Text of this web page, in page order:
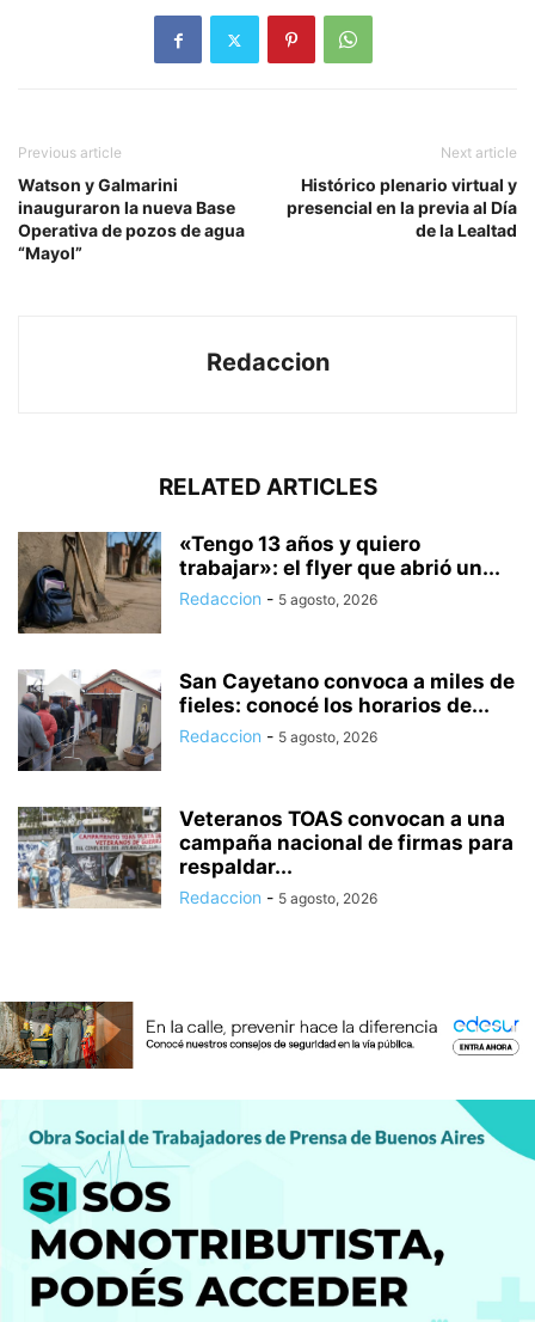
Previous article
Watson y Galmarini
inauguraron la nueva Base
Operativa de pozos de agua
“Mayol”
Next article
Histórico plenario virtual y
presencial en la previa al Día
de la Lealtad
Redaccion
RELATED ARTICLES
«Tengo 13 años y quiero
trabajar»: el flyer que abrió un...
Redaccion - 5 agosto, 2026
San Cayetano convoca a miles de
fieles: conocé los horarios de...
Redaccion - 5 agosto, 2026
Veteranos TOAS convocan a una
campaña nacional de firmas para
respaldar...
Redaccion - 5 agosto, 2026